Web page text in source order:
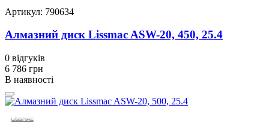
Артикул: 790634
Алмазний диск Lissmac ASW-20, 450, 25.4
0 відгуків
6 786 грн
В наявності